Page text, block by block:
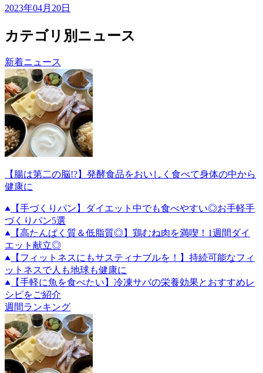
2023年04月20日
カテゴリ別ニュース
新着ニュース
【腸は第二の脳!?】発酵食品をおいしく食べて身体の中から
健康に
【手づくりパン】ダイエット中でも食べやすい◎お手軽手
づくりパン5選
【高たんぱく質＆低脂質◎】鶏むね肉を満喫！1週間ダイ
エット献立◎
【フィットネスにもサスティナブルを！】持続可能なフィ
ットネスで人も地球も健康に
【手軽に魚を食べたい】冷凍サバの栄養効果とおすすめレ
シピをご紹介
週間ランキング